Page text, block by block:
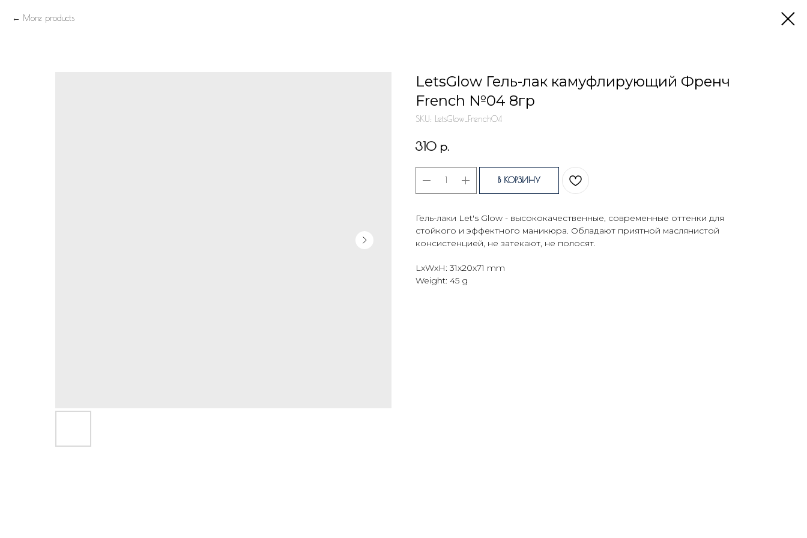
More products
LetsGlow Гель-лак камуфлирующий Френч
French №04 8гр
SKU: LetsGlow_French04
310 р.
В КОРЗИНУ
Гель-лаки Let's Glow - высококачественные, современные оттенки для
стойкого и эффектного маникюра. Обладают приятной маслянистой
консистенцией, не затекают, не полосят.
LxWxH: 31x20x71 mm
Weight: 45 g